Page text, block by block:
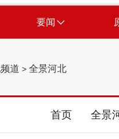
要闻
道 > 全景河北
首页 全景